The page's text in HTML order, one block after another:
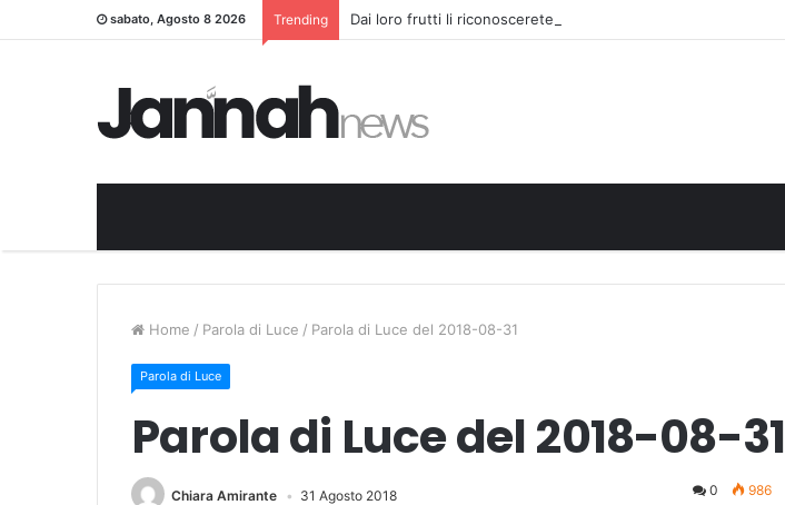
sabato, Agosto 8 2026 Trending Dai loro frutti li riconoscerete
Home / Parola di Luce / Parola di Luce del 2018-08-31
Parola di Luce
Parola di Luce del 2018-08-31
Chiara Amirante 31 Agosto 2018 0 986